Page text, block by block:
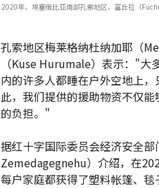
2020年，埃塞俄比亚南部孔索地区，富丘拉（
孔索地区梅莱格纳杜纳加耶（
（Kuse Hurumale）表示："
内的许多人都睡在户外空地上
此，我们提供的援助物资不仅
的负担。"
据红十字国际委员会经济安全
Zemedagegnehu）介绍，在
每户家庭都获得了塑料帐篷、毯